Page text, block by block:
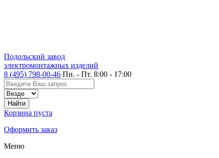
Подольский завод
электромонтажных изделий
8 (495) 798-00-46 Пн. - Пт. 8:00 - 17:00
Корзина пуста
Оформить заказ
Меню